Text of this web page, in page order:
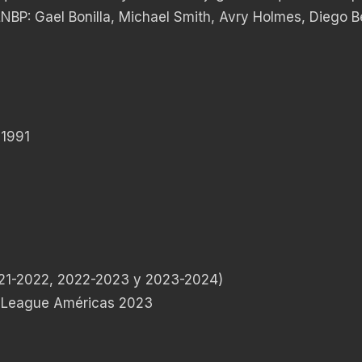
Gael Bonilla, Michael Smith, Avry Holmes, Diego
2022, 2022-2023 y 2023-2024)
Américas 2023